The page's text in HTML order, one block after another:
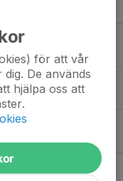
för att vår
De används
hjälpa oss att